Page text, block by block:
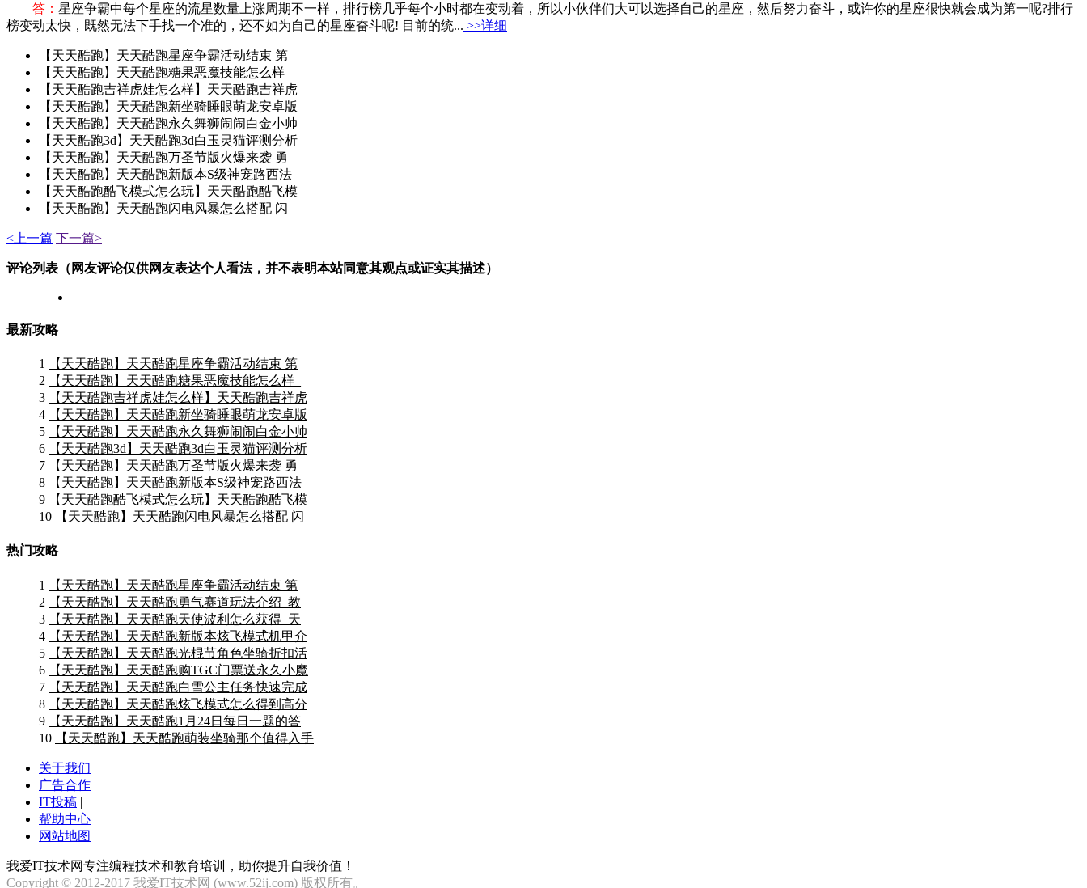
答： 星座争霸中每个星座的流星数量上涨周期不一样，排行榜几乎每个小时都在变动着，所以小伙伴们大可以选择自己的星座，然后努力奋斗，或许你的星座很快就会成为第一呢?排行
榜变动太快，既然无法下手找一个准的，还不如为自己的星座奋斗呢! 目前的统... >>详细
【天天酷跑】天天酷跑星座争霸活动结束 第
【天天酷跑】天天酷跑糖果恶魔技能怎么样_
【天天酷跑吉祥虎娃怎么样】天天酷跑吉祥虎
【天天酷跑】天天酷跑新坐骑睡眼萌龙安卓版
【天天酷跑】天天酷跑永久舞狮闹闹白金小帅
【天天酷跑3d】天天酷跑3d白玉灵猫评测分析
【天天酷跑】天天酷跑万圣节版火爆来袭 勇
【天天酷跑】天天酷跑新版本S级神宠路西法
【天天酷跑酷飞模式怎么玩】天天酷跑酷飞模
【天天酷跑】天天酷跑闪电风暴怎么搭配 闪
<上一篇 下一篇>
评论列表（网友评论仅供网友表达个人看法，并不表明本站同意其观点或证实其描述）
最新攻略
1
【天天酷跑】天天酷跑星座争霸活动结束 第
2
【天天酷跑】天天酷跑糖果恶魔技能怎么样_
3
【天天酷跑吉祥虎娃怎么样】天天酷跑吉祥虎
4
【天天酷跑】天天酷跑新坐骑睡眼萌龙安卓版
5
【天天酷跑】天天酷跑永久舞狮闹闹白金小帅
6
【天天酷跑3d】天天酷跑3d白玉灵猫评测分析
7
【天天酷跑】天天酷跑万圣节版火爆来袭 勇
8
【天天酷跑】天天酷跑新版本S级神宠路西法
9
【天天酷跑酷飞模式怎么玩】天天酷跑酷飞模
10
【天天酷跑】天天酷跑闪电风暴怎么搭配 闪
热门攻略
1
【天天酷跑】天天酷跑星座争霸活动结束 第
2
【天天酷跑】天天酷跑勇气赛道玩法介绍_教
3
【天天酷跑】天天酷跑天使波利怎么获得_天
4
【天天酷跑】天天酷跑新版本炫飞模式机甲介
5
【天天酷跑】天天酷跑光棍节角色坐骑折扣活
6
【天天酷跑】天天酷跑购TGC门票送永久小魔
7
【天天酷跑】天天酷跑白雪公主任务快速完成
8
【天天酷跑】天天酷跑炫飞模式怎么得到高分
9
【天天酷跑】天天酷跑1月24日每日一题的答
10
【天天酷跑】天天酷跑萌装坐骑那个值得入手
关于我们 |
广告合作 |
IT投稿 |
帮助中心 |
网站地图
我爱IT技术网专注编程技术和教育培训，助你提升自我价值！
Copyright © 2012-2017 我爱IT技术网 (www.52ij.com) 版权所有。